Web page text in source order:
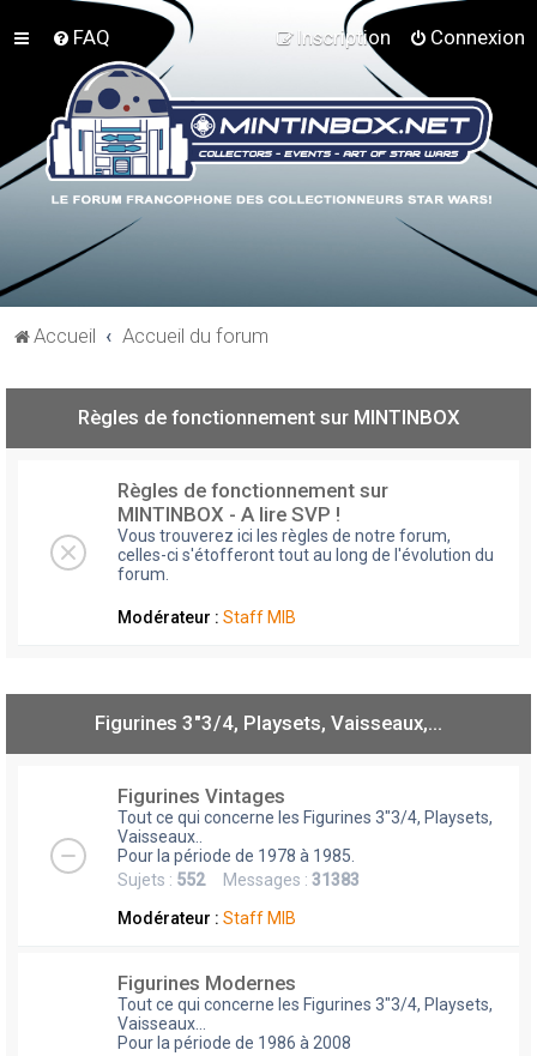
FAQ Connexion
Inscription
Accueil Accueil du forum
Règles de fonctionnement sur MINTINBOX
Règles de fonctionnement sur
MINTINBOX - A lire SVP !
Vous trouverez ici les règles de notre forum,
celles-ci s'étofferont tout au long de l'évolution du
forum.
Modérateur : Staff MIB
Figurines 3"3/4, Playsets, Vaisseaux,…
Figurines Vintages
Tout ce qui concerne les Figurines 3"3/4, Playsets,
Vaisseaux..
Pour la période de 1978 à 1985.
Sujets : 552Messages : 31383
Modérateur : Staff MIB
Figurines Modernes
Tout ce qui concerne les Figurines 3"3/4, Playsets,
Vaisseaux...
Pour la période de 1986 à 2008